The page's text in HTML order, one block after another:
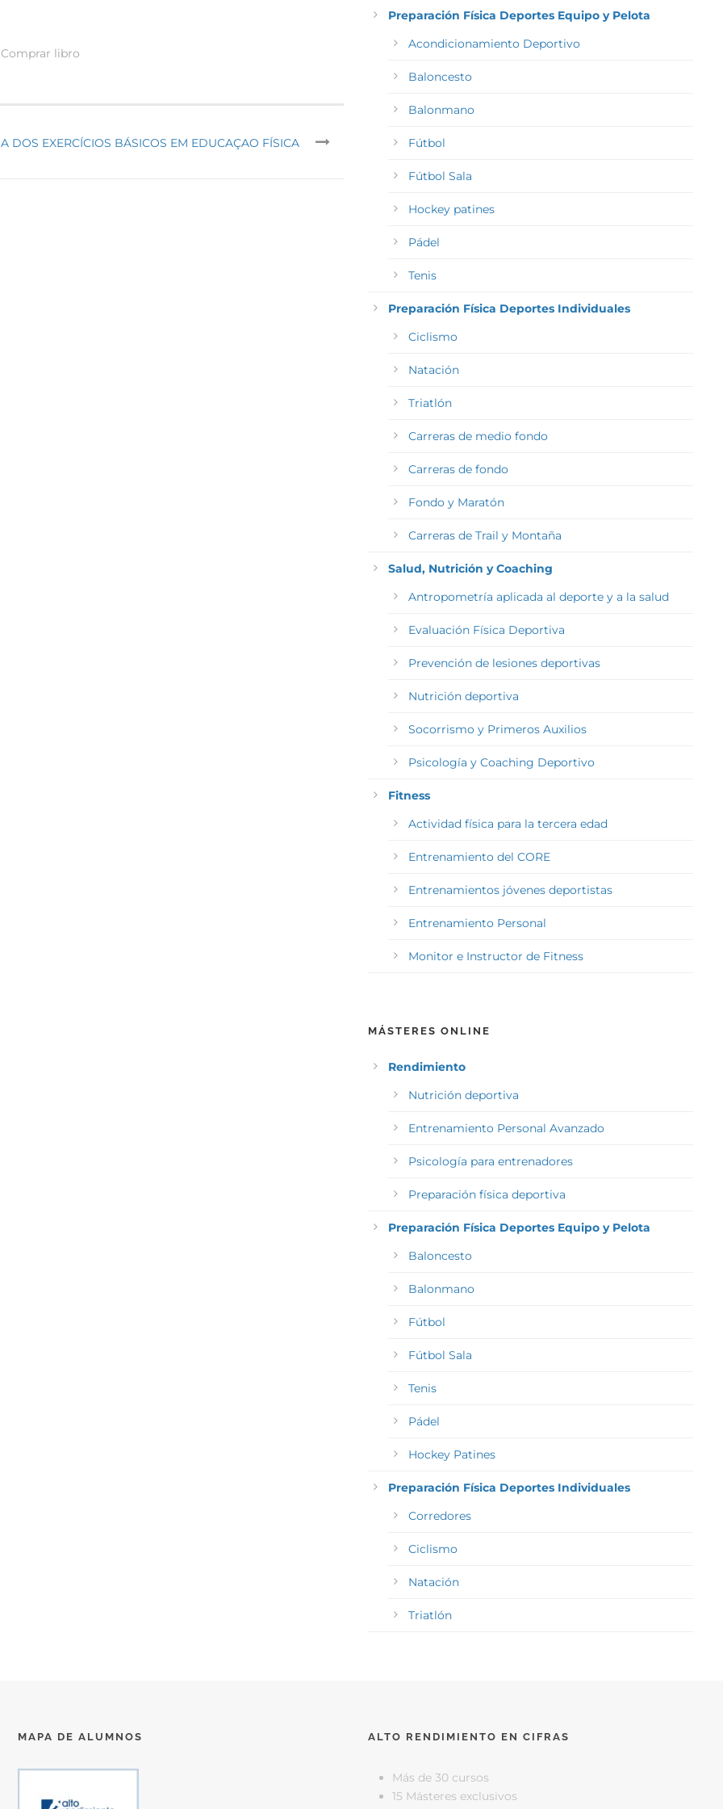
Comprar libro
DOS EXERCÍCIOS BÁSICOS EM EDUCAÇAO FÍSICA
Preparación Física Deportes Equipo y Pelota
Acondicionamiento Deportivo
Baloncesto
Balonmano
Fútbol
Fútbol Sala
Hockey patines
Pádel
Tenis
Preparación Física Deportes Individuales
Ciclismo
Natación
Triatlón
Carreras de medio fondo
Carreras de fondo
Fondo y Maratón
Carreras de Trail y Montaña
Salud, Nutrición y Coaching
Antropometría aplicada al deporte y a la salud
Evaluación Física Deportiva
Prevención de lesiones deportivas
Nutrición deportiva
Socorrismo y Primeros Auxilios
Psicología y Coaching Deportivo
Fitness
Actividad física para la tercera edad
Entrenamiento del CORE
Entrenamientos jóvenes deportistas
Entrenamiento Personal
Monitor e Instructor de Fitness
MÁSTERES ONLINE
Rendimiento
Nutrición deportiva
Entrenamiento Personal Avanzado
Psicología para entrenadores
Preparación física deportiva
Preparación Física Deportes Equipo y Pelota
Baloncesto
Balonmano
Fútbol
Fútbol Sala
Tenis
Pádel
Hockey Patines
Preparación Física Deportes Individuales
Corredores
Ciclismo
Natación
Triatlón
MAPA DE ALUMNOS ALTO RENDIMIENTO EN CIFRAS
Más de 30 cursos
15 Másteres exclusivos